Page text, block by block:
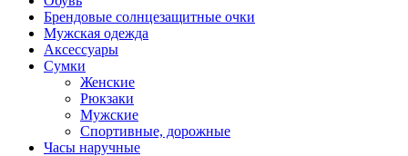
Брендовые солнцезащитные очки
Мужская одежда
Аксессуары
Сумки
Женские
Рюкзаки
Мужские
Спортивные, дорожные
Часы наручные